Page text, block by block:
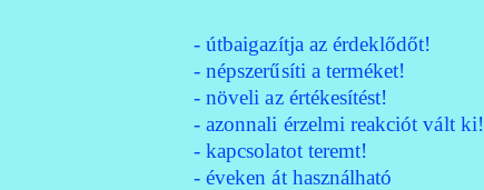
- útbaigazítja az érdeklődőt!
- népszerűsíti a terméket!
- növeli az értékesítést!
- azonnali érzelmi reakciót vált ki!
- kapcsolatot teremt!
- éveken át használható